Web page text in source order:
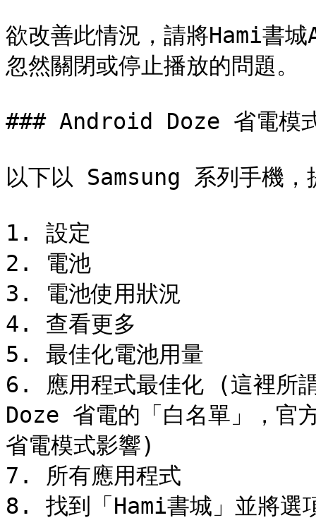
欲改善此情況，請將Hami書
忽然關閉或停止播放的問題。
### Android Doze 省電模
以下以 Samsung 系列手機，
1. 設定
2. 電池
3. 電池使用狀況
4. 查看更多
5. 最佳化電池用量
6. 應用程式最佳化 (這裡所
Doze 省電的「白名單」，官
省電模式影響)
7. 所有應用程式
8. 找到「Hami書城」並將選